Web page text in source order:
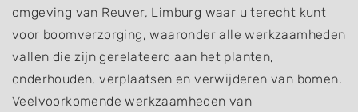
omgeving van Reuver, Limburg waar u terecht kunt
voor boomverzorging, waaronder alle werkzaamheden
vallen die zijn gerelateerd aan het planten,
onderhouden, verplaatsen en verwijderen van bomen.
Veelvoorkomende werkzaamheden van